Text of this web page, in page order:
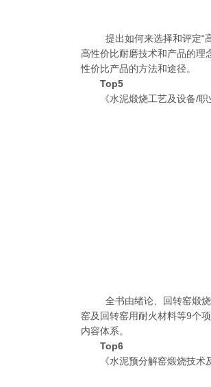
提出如何来选择和评定“高
高性价比耐磨技术和产品的理
性价比产品的方法和途径。
Top5
《水泥煅烧工艺及设备/
全书由绪论、回转窑煅烧工
窑及回转窑用耐火材料等9个
内容体系。
Top6
《水泥预分解窑煅烧技术